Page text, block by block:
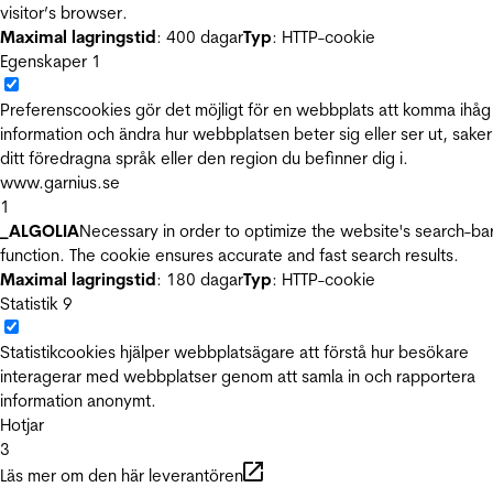
visitor’s browser.
Maximal lagringstid: 400 dagarTyp: HTTP-cookie
Egenskaper 1
Preferenscookies gör det möjligt för en webbplats att komma ihåg
information och ändra hur webbplatsen beter sig eller ser ut,
ditt föredragna språk eller den region du befinner dig i.
www.garnius.se
1
_ALGOLIANecessary in order to optimize the website's search-
function. The cookie ensures accurate and fast search results.
Maximal lagringstid: 180 dagarTyp: HTTP-cookie
Statistik 9
Statistikcookies hjälper webbplatsägare att förstå hur besökare
interagerar med webbplatser genom att samla in och rapportera
information anonymt.
Hotjar
3
Läs mer om den här leverantören